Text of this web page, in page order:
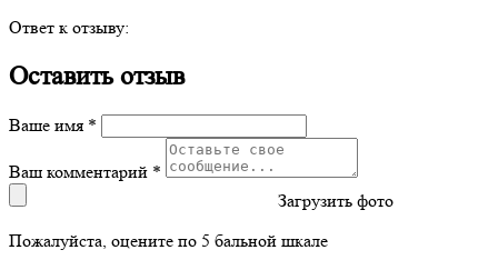
Ответ к отзыву:
Оставить отзыв
Ваше имя *
Ваш комментарий *
Загрузить фото
Пожалуйста, оцените по 5 бальной шкале